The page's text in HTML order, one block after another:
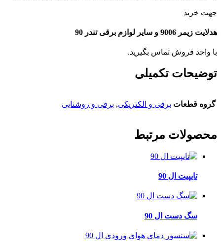
جهت خرید
هدلایت زیمر 9006 و سایر لوازم برقی تندر 90
با واحد فروش تماس بگیرید.
توضیحات تکمیلی
گروه قطعات برقی و الکتریکی, برقی و روشنایی
محصولات مرتبط
تایپیت ال 90
سگ دست ال 90